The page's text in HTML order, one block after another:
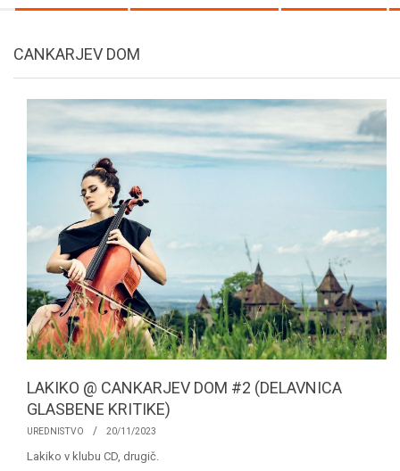
CANKARJEV DOM
LAKIKO @ CANKARJEV DOM #2 (DELAVNICA
GLASBENE KRITIKE)
2023-
11-
UREDNISTVO 20/11/2023
Lakiko v klubu CD, drugič.